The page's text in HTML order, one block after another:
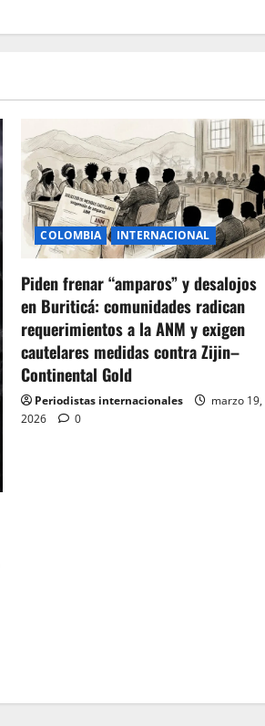
COLOMBIA INTERNACIONAL
Piden frenar “amparos” y desalojos
en Buriticá: comunidades radican
requerimientos a la ANM y exigen
cautelares medidas contra Zijin–
Continental Gold
Periodistas internacionales
marzo 19,
2026
0